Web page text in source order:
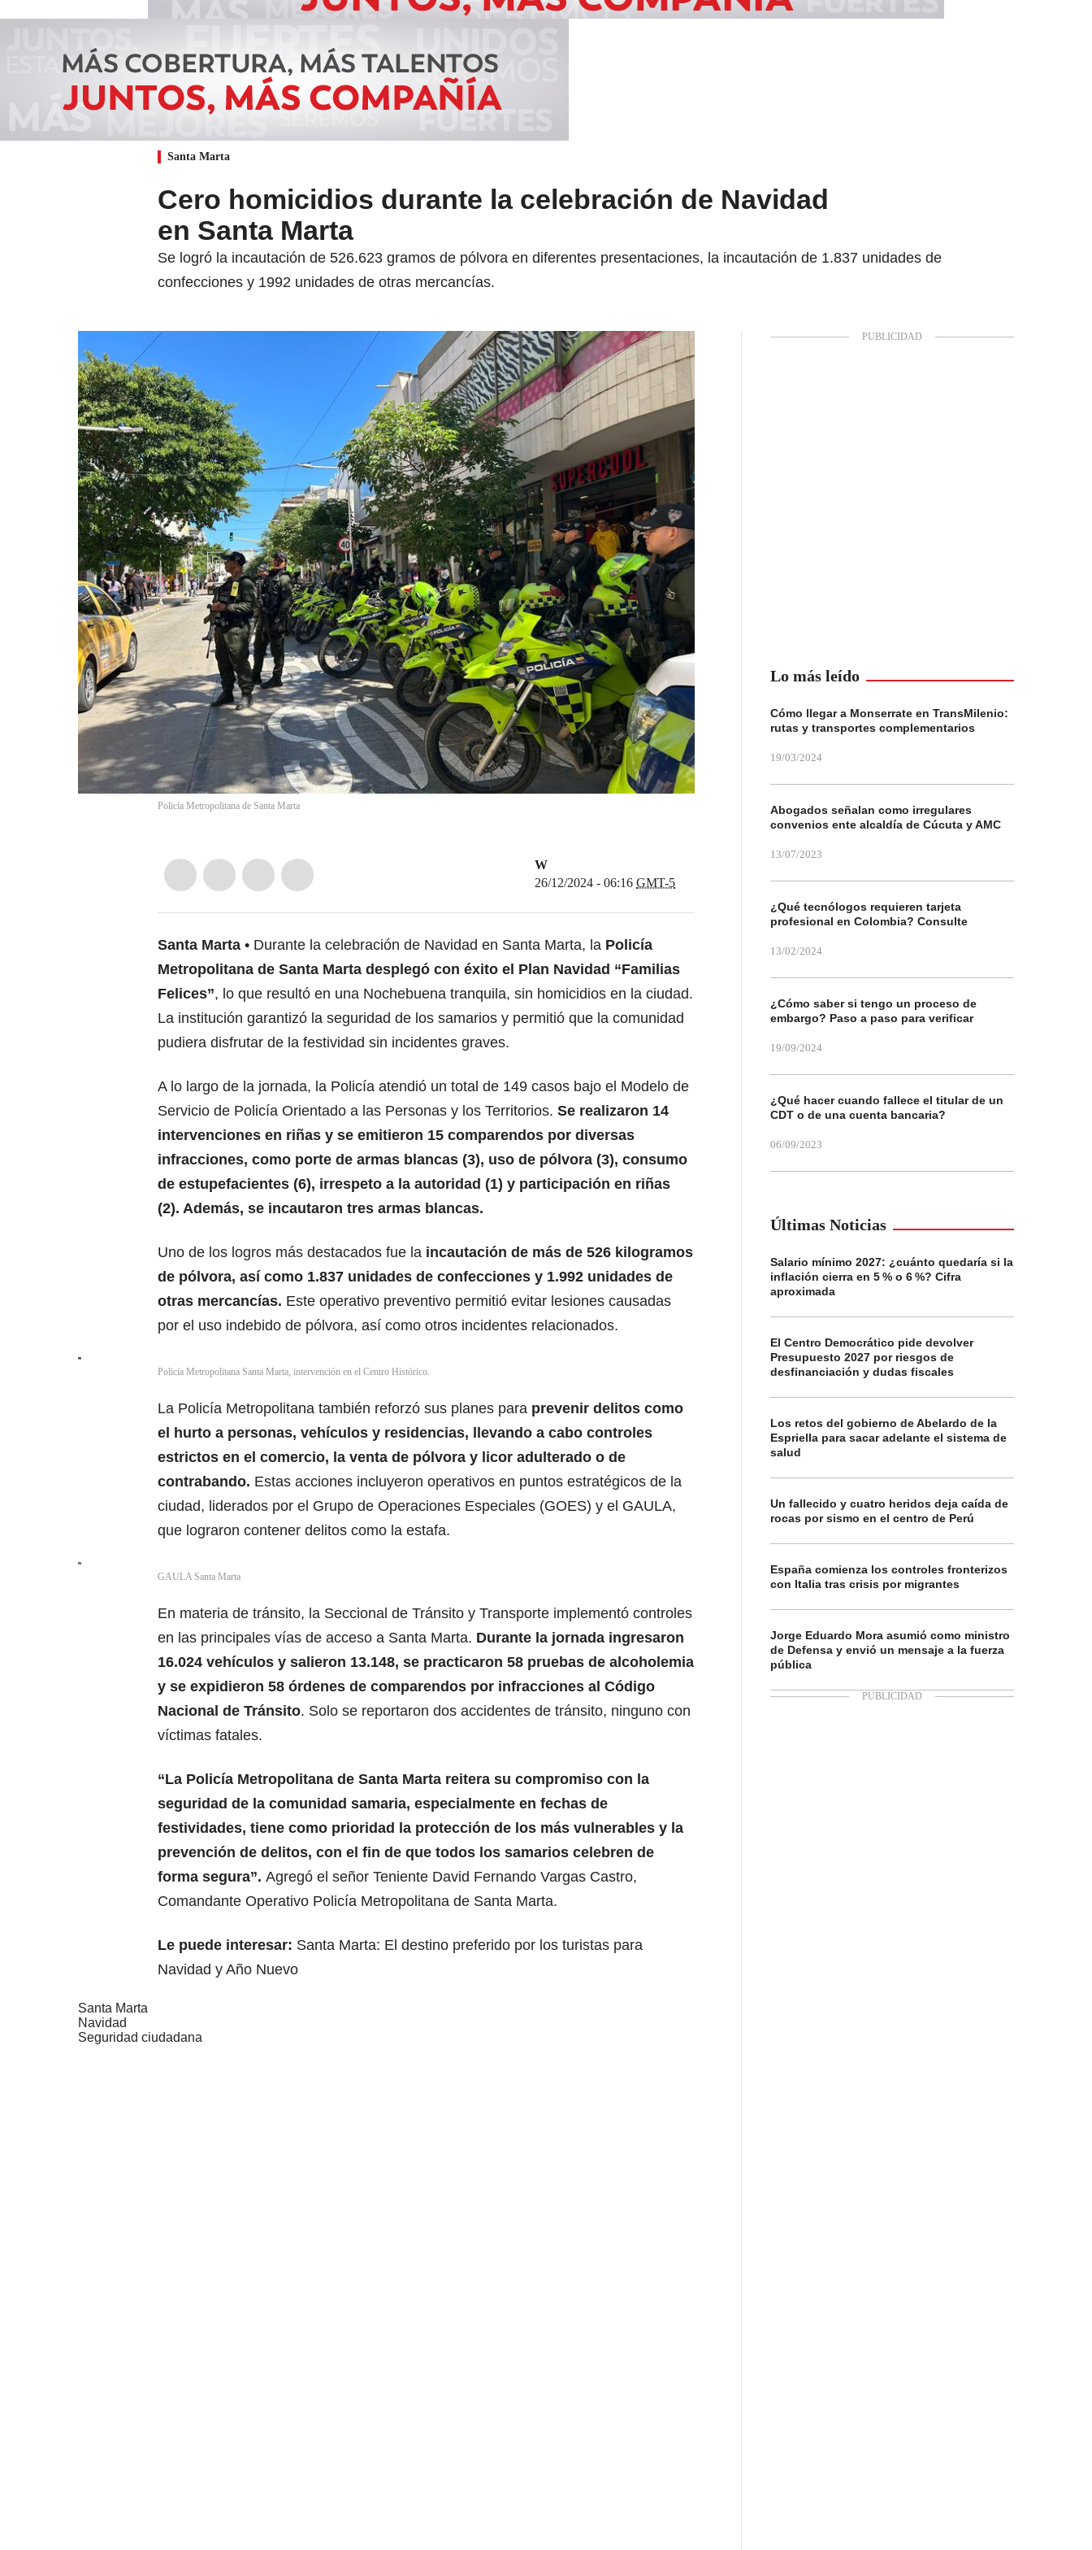
Santa Marta
Cero homicidios durante la celebración de Navidad
en Santa Marta
Se logró la incautación de 526.623 gramos de pólvora en diferentes presentaciones, la incautación de 1.837 unidades de
confecciones y 1992 unidades de otras mercancías.
Policía Metropolitana de Santa Marta
W
26/12/2024 - 06:16 GMT-5
Santa Marta Durante la celebración de Navidad en Santa Marta, la Policía
Metropolitana de Santa Marta desplegó con éxito el Plan Navidad “Familias
Felices”, lo que resultó en una Nochebuena tranquila, sin homicidios en la ciudad.
La institución garantizó la seguridad de los samarios y permitió que la comunidad
pudiera disfrutar de la festividad sin incidentes graves.
A lo largo de la jornada, la Policía atendió un total de 149 casos bajo el Modelo de
Servicio de Policía Orientado a las Personas y los Territorios. Se realizaron 14
intervenciones en riñas y se emitieron 15 comparendos por diversas
infracciones, como porte de armas blancas (3), uso de pólvora (3), consumo
de estupefacientes (6), irrespeto a la autoridad (1) y participación en riñas
(2). Además, se incautaron tres armas blancas.
Uno de los logros más destacados fue la incautación de más de 526 kilogramos
de pólvora, así como 1.837 unidades de confecciones y 1.992 unidades de
otras mercancías. Este operativo preventivo permitió evitar lesiones causadas
por el uso indebido de pólvora, así como otros incidentes relacionados.
Policía Metropolitana Santa Marta, intervención en el Centro Histórico.
La Policía Metropolitana también reforzó sus planes para prevenir delitos como
el hurto a personas, vehículos y residencias, llevando a cabo controles
estrictos en el comercio, la venta de pólvora y licor adulterado o de
contrabando. Estas acciones incluyeron operativos en puntos estratégicos de la
ciudad, liderados por el Grupo de Operaciones Especiales (GOES) y el GAULA,
que lograron contener delitos como la estafa.
GAULA Santa Marta
En materia de tránsito, la Seccional de Tránsito y Transporte implementó controles
en las principales vías de acceso a Santa Marta. Durante la jornada ingresaron
16.024 vehículos y salieron 13.148, se practicaron 58 pruebas de alcoholemia
y se expidieron 58 órdenes de comparendos por infracciones al Código
Nacional de Tránsito. Solo se reportaron dos accidentes de tránsito, ninguno con
víctimas fatales.
“La Policía Metropolitana de Santa Marta reitera su compromiso con la
seguridad de la comunidad samaria, especialmente en fechas de
festividades, tiene como prioridad la protección de los más vulnerables y la
prevención de delitos, con el fin de que todos los samarios celebren de
forma segura”. Agregó el señor Teniente David Fernando Vargas Castro,
Comandante Operativo Policía Metropolitana de Santa Marta.
Le puede interesar: Santa Marta: El destino preferido por los turistas para
Navidad y Año Nuevo
Santa Marta
Navidad
Seguridad ciudadana
Lo más leído
Cómo llegar a Monserrate en TransMilenio:
rutas y transportes complementarios
19/03/2024
Abogados señalan como irregulares
convenios ente alcaldía de Cúcuta y AMC
13/07/2023
¿Qué tecnólogos requieren tarjeta
profesional en Colombia? Consulte
13/02/2024
¿Cómo saber si tengo un proceso de
embargo? Paso a paso para verificar
19/09/2024
¿Qué hacer cuando fallece el titular de un
CDT o de una cuenta bancaria?
06/09/2023
Últimas Noticias
Salario mínimo 2027: ¿cuánto quedaría si la
inflación cierra en 5 % o 6 %? Cifra
aproximada
El Centro Democrático pide devolver
Presupuesto 2027 por riesgos de
desfinanciación y dudas fiscales
Los retos del gobierno de Abelardo de la
Espriella para sacar adelante el sistema de
salud
Un fallecido y cuatro heridos deja caída de
rocas por sismo en el centro de Perú
España comienza los controles fronterizos
con Italia tras crisis por migrantes
Jorge Eduardo Mora asumió como ministro
de Defensa y envió un mensaje a la fuerza
pública